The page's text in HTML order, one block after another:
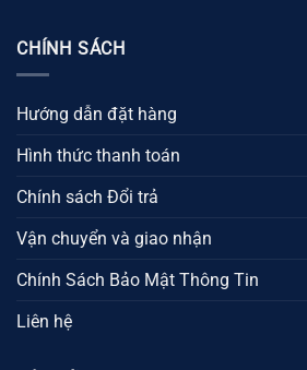
CHÍNH SÁCH
Hướng dẫn đặt hàng
Hình thức thanh toán
Chính sách Đổi trả
Vận chuyển và giao nhận
Chính Sách Bảo Mật Thông Tin
Liên hệ